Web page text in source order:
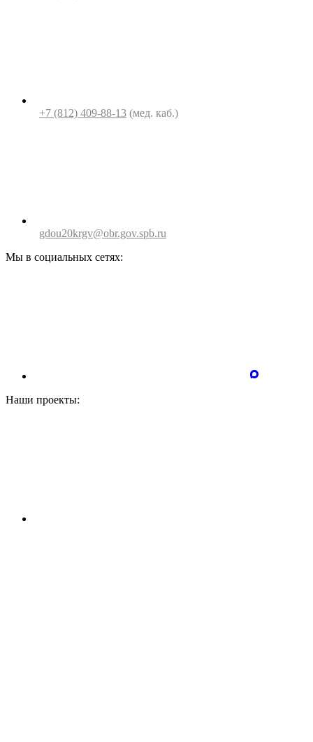
+7 (812) 409-88-13 (мед. каб.)
gdou20krgv@obr.gov.spb.ru
Мы в социальных сетях:
Наши проекты: